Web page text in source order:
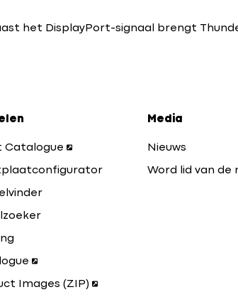
het DisplayPort-signaal brengt
Catalogue
Images (ZIP)
Media
Nieuws
Word lid van de